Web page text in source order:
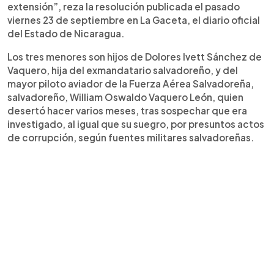
extensión”, reza la resolución publicada el pasado
viernes 23 de septiembre en La Gaceta, el diario oficial
del Estado de Nicaragua.
Los tres menores son hijos de Dolores Ivett Sánchez de
Vaquero, hija del exmandatario salvadoreño, y del
mayor piloto aviador de la Fuerza Aérea Salvadoreña,
salvadoreño, William Oswaldo Vaquero León, quien
desertó hacer varios meses, tras sospechar que era
investigado, al igual que su suegro, por presuntos actos
de corrupción, según fuentes militares salvadoreñas.